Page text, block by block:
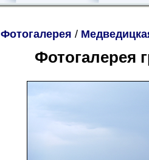
Фотогалерея /
Фотогалерея